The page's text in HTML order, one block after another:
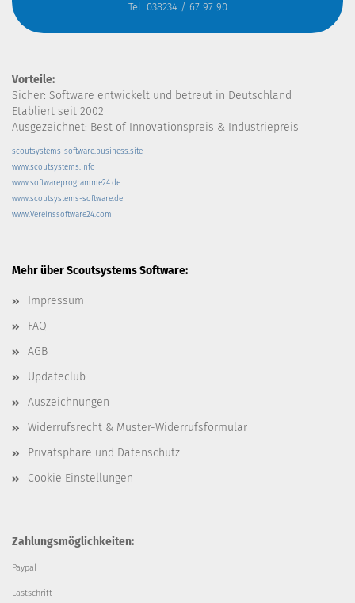
Tel: 038234 / 67 97 90
Vorteile:
Sicher: Software entwickelt und betreut in Deutschland
Etabliert seit 2002
Ausgezeichnet: Best of Innovationspreis & Industriepreis
scoutsystems-software.business.site
www.scoutsystems.info
www.softwareprogramme24.de
www.scoutsystems-software.de
www.Vereinssoftware24.com
Mehr über Scoutsystems Software:
Impressum
FAQ
AGB
Updateclub
Auszeichnungen
Widerrufsrecht & Muster-Widerrufsformular
Privatsphäre und Datenschutz
Cookie Einstellungen
Zahlungsmöglichkeiten:
Paypal
Lastschrift